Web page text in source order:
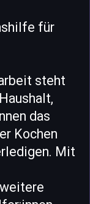
für
steht
das
Kochen
Mit